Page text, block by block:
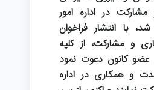
در اداره امور
با انتشار فراخوان
و مشارکت، از کلیه
عضو کانون دعوت نمود
و همکاری در اداره